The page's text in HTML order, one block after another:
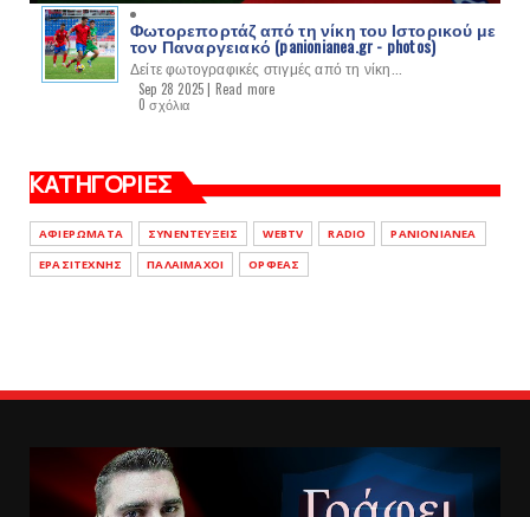
Φωτορεπορτάζ από τη νίκη του Ιστορικού με
τον Παναργειακό (panionianea.gr - photos)
Δείτε φωτογραφικές στιγμές από τη νίκη...
Sep 28 2025 | Read more
0 σχόλια
ΚΑΤΗΓΟΡΙΕΣ
ΑΦΙΕΡΩΜΑΤΑ ΣΥΝΕΝΤΕΥΞΕΙΣ WEBTV RADIO
PANIONIANEA
ΕΡΑΣΙΤΕΧΝΗΣ
ΠΑΛΑΙΜΑΧΟΙ ΟΡΦΕΑΣ